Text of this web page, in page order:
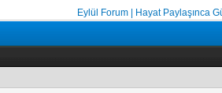
Eylül Forum | Hayat Paylaşınca